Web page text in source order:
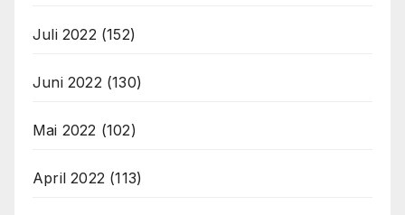
Juli 2022 (152)
Juni 2022 (130)
Mai 2022 (102)
April 2022 (113)